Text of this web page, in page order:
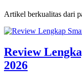
Artikel berkualitas dari
Review
2026